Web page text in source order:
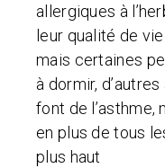
allergiques à
leur qualité de
mais certaines
à dormir,
font de l’asthme,
en plus de tous
plus haut